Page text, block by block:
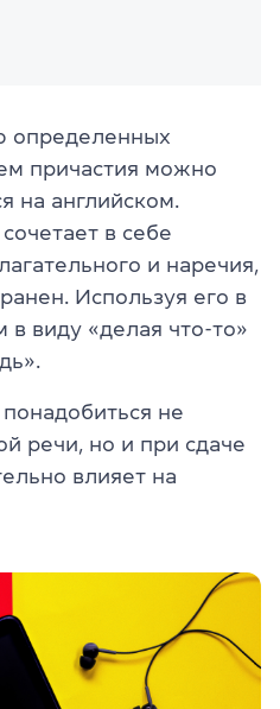
определенных
причастия можно
на английском.
в себе
и наречия,
Используя его в
виду «делая что-то»
не
речи, но и при сдаче
влияет на